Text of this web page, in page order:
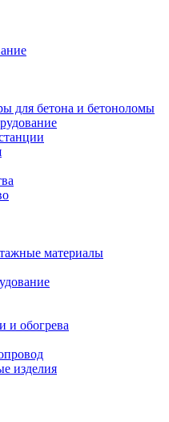
для бетона и бетоноломы
материалы
и обогрева
изделия